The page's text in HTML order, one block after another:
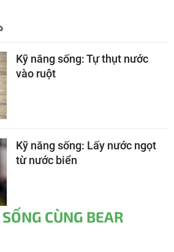
Kỹ năng sống: Tự thụt nước
vào ruột
Kỹ năng sống: Lấy nước ngọt
từ nước biển
CÙNG BEAR